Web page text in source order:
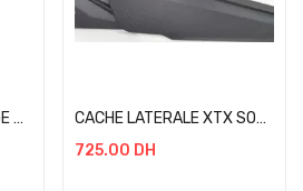
CACHE SOUS FEU ROUGE GSXR 1000 09-15
CACHE LATERALE XTX SOUS SIEGE DROITE
725.00 DH